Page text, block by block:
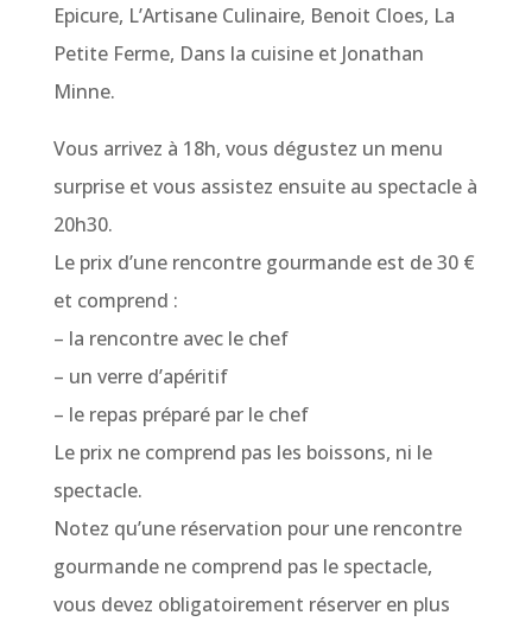
Epicure, L’Artisane Culinaire, Benoit Cloes, La
Petite Ferme, Dans la cuisine et Jonathan
Minne.
Vous arrivez à 18h, vous dégustez un menu
surprise et vous assistez ensuite au spectacle à
20h30.
Le prix d’une rencontre gourmande est de 30 €
et comprend :
– la rencontre avec le chef
– un verre d’apéritif
– le repas préparé par le chef
Le prix ne comprend pas les boissons, ni le
spectacle.
Notez qu’une réservation pour une rencontre
gourmande ne comprend pas le spectacle,
vous devez obligatoirement réserver en plus